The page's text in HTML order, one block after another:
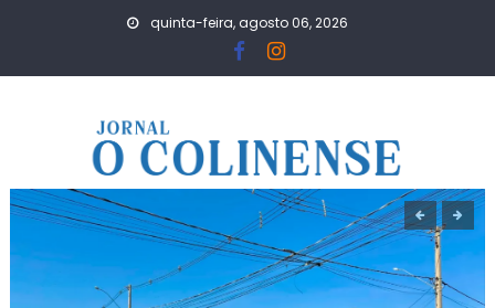
quinta-feira, agosto 06, 2026